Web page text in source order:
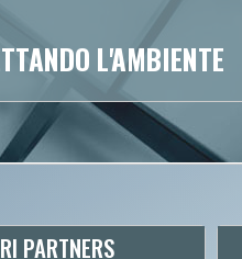
L'AMBIENTE
PARTNERS